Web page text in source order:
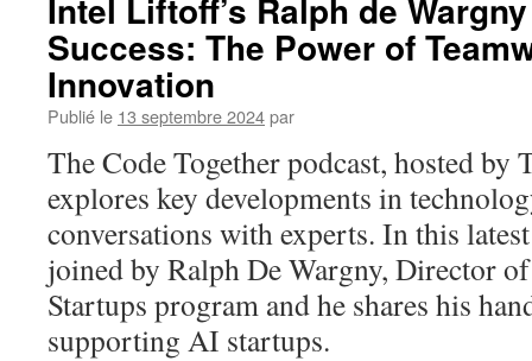
Intel Liftoff’s Ralph de
Success: The Power of
Innovation
Publié le 13 septembre 2024par
TheCode Togetherpodcast, hosted by
explores key developments in
conversations with experts. In this
joined by Ralph De Wargny, Director
Startups program and he shares his
supporting AI startups.